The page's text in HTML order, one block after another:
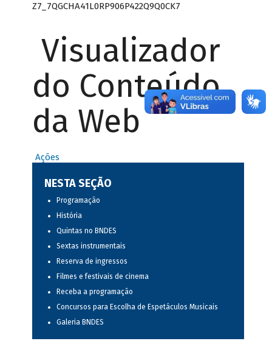
Z7_7QGCHA41L0RP906P422Q9Q0CK7
Visualizador
do Conteúdo
da Web
Ações
NESTA SEÇÃO
Programação
História
Quintas no BNDES
Sextas instrumentais
Reserva de ingressos
Filmes e festivais de cinema
Receba a programação
Concursos para Escolha de Espetáculos Musicais
Galeria BNDES